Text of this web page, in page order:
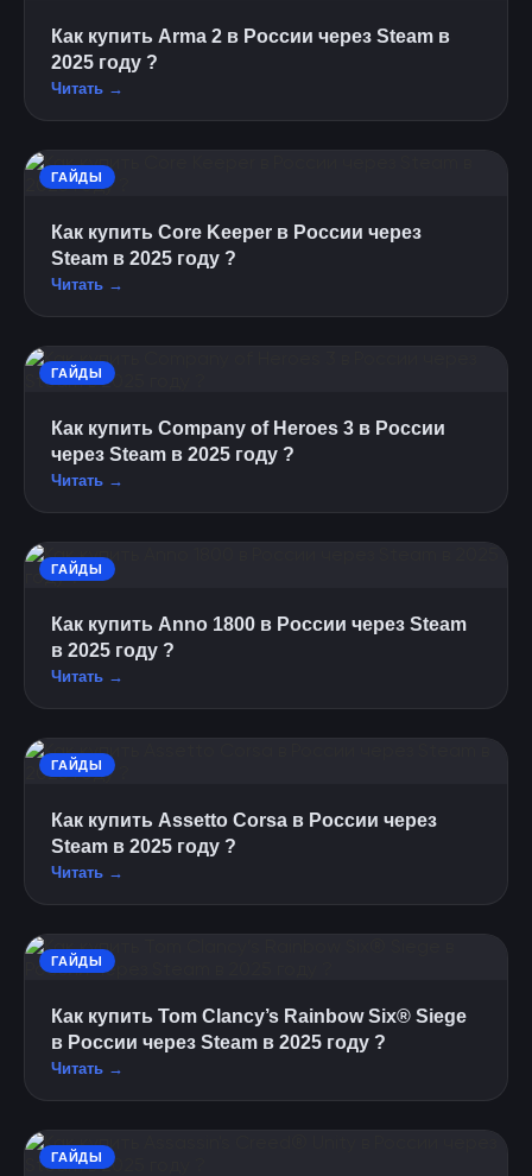
Как купить Arma 2 в России через Steam в
2025 году ?
Читать →
ГАЙДЫ
Как купить Core Keeper в России через
Steam в 2025 году ?
Читать →
ГАЙДЫ
Как купить Company of Heroes 3 в России
через Steam в 2025 году ?
Читать →
ГАЙДЫ
Как купить Anno 1800 в России через Steam
в 2025 году ?
Читать →
ГАЙДЫ
Как купить Assetto Corsa в России через
Steam в 2025 году ?
Читать →
ГАЙДЫ
Как купить Tom Clancy’s Rainbow Six® Siege
в России через Steam в 2025 году ?
Читать →
ГАЙДЫ